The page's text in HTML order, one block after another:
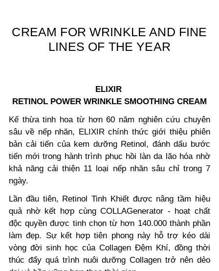
CREAM FOR WRINKLE AND FINE
LINES OF THE YEAR
ELIXIR
RETINOL POWER WRINKLE SMOOTHING CREAM
Kế thừa tinh hoa từ hơn 60 năm nghiên cứu chuyên
sâu về nếp nhăn, ELIXIR chính thức giới thiệu phiên
bản cải tiến của kem dưỡng Retinol, đánh dấu bước
tiến mới trong hành trình phục hồi làn da lão hóa nhờ
khả năng cải thiện 11 loại nếp nhăn sâu chỉ trong 7
ngày.
Lần đầu tiên, Retinol Tinh Khiết được nâng tầm hiệu
quả nhờ kết hợp cùng COLLAGenerator - hoạt chất
độc quyền được tinh chọn từ hơn 140.000 thành phần
làm đẹp. Sự kết hợp tiên phong này hỗ trợ kéo dài
vòng đời sinh học của Collagen Đệm Khí, đồng thời
thúc đẩy quá trình nuôi dưỡng Collagen trở nên dẻo